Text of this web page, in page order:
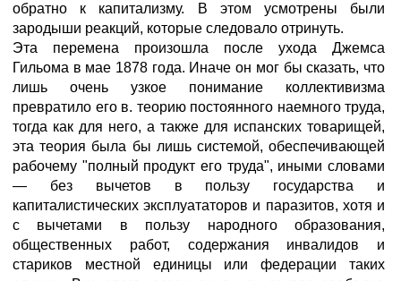
обратно к капитализму. В этом усмотрены были
зародыши реакций, которые следовало отринуть.
Эта перемена произошла после ухода Джемса
Гильома в мае 1878 года. Иначе он мог бы сказать, что
лишь очень узкое понимание коллективизма
превратило его в. теорию постоянного наемного труда,
тогда как для него, а также для испанских товарищей,
эта теория была бы лишь системой, обеспечивающей
рабочему "полный продукт его труда", иными словами
— без вычетов в пользу государства и
капиталистических эксплуататоров и паразитов, хотя и
с вычетами в пользу народного образования,
общественных работ, содержания инвалидов и
стариков местной единицы или федерации таких